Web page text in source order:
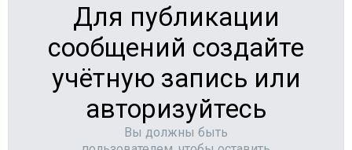
Для публикации
сообщений создайте
учётную запись или
авторизуйтесь
Вы должны быть